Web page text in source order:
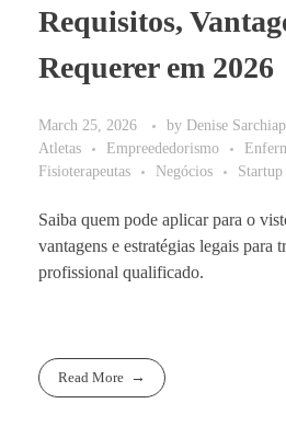
Requisitos,
Requerer em 2026
March 25, 2026 by Denise
Atletas
Empreededorismo
Fisioterapeutas
Negócios Startup
Saiba quem pode aplicar para o
vantagens e estratégias legais para
profissional qualificado.
Read More